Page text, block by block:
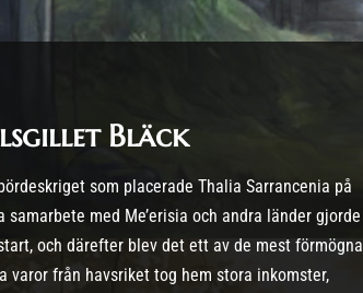
Bläck
som placerade Thalia Sarrancenia på
med Me’erisia och andra länder gjorde
och därefter blev det ett av de mest förmögna
varor från havsriket tog hem stora inkomster,